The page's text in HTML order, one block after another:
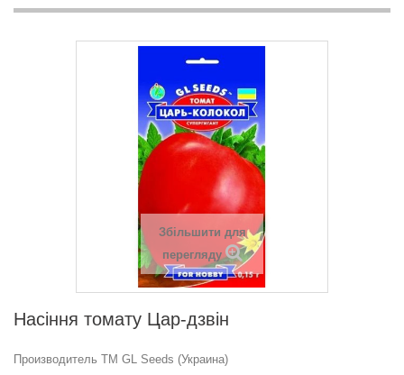
Збільшити для
перегляду
Насіння томату Цар-дзвiн
Производитель ТМ GL Seeds (Украина)